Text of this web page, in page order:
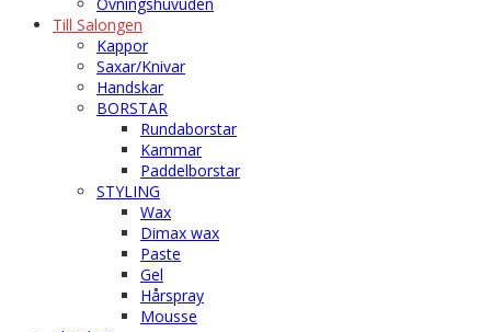
Till Salongen
Kappor
Saxar/Knivar
Handskar
BORSTAR
Rundaborstar
Kammar
Paddelborstar
STYLING
Wax
Dimax wax
Paste
Gel
Hårspray
Mousse